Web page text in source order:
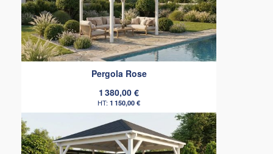
Pergola Rose
1 380,00 €
1 150,00 €